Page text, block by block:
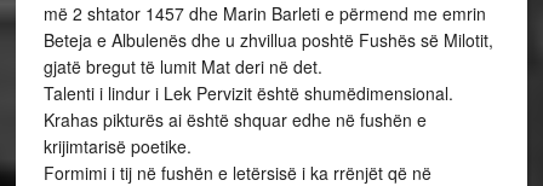
më 2 shtator 1457 dhe Marin Barleti e përmend me emrin
Beteja e Albulenës dhe u zhvillua poshtë Fushës së Milotit,
gjatë bregut të lumit Mat deri në det.
Talenti i lindur i Lek Pervizit është shumëdimensional.
Krahas pikturës ai është shquar edhe në fushën e
krijimtarisë poetike.
Formimi i tij në fushën e letërsisë i ka rrënjët që në